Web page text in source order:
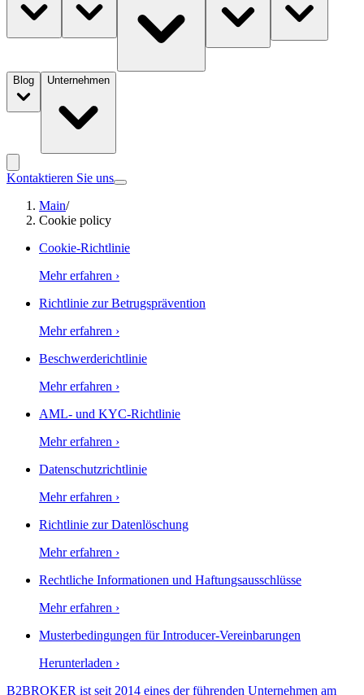
Blog Unternehmen
Kontaktieren Sie uns
Main/
Cookie policy
Cookie-Richtlinie
Mehr erfahren ›
Richtlinie zur Betrugsprävention
Mehr erfahren ›
Beschwerderichtlinie
Mehr erfahren ›
AML- und KYC-Richtlinie
Mehr erfahren ›
Datenschutzrichtlinie
Mehr erfahren ›
Richtlinie zur Datenlöschung
Mehr erfahren ›
Rechtliche Informationen und Haftungsausschlüsse
Mehr erfahren ›
Musterbedingungen für Introducer-Vereinbarungen
Herunterladen ›
B2BROKER ist seit 2014 eines der führenden Unternehmen am